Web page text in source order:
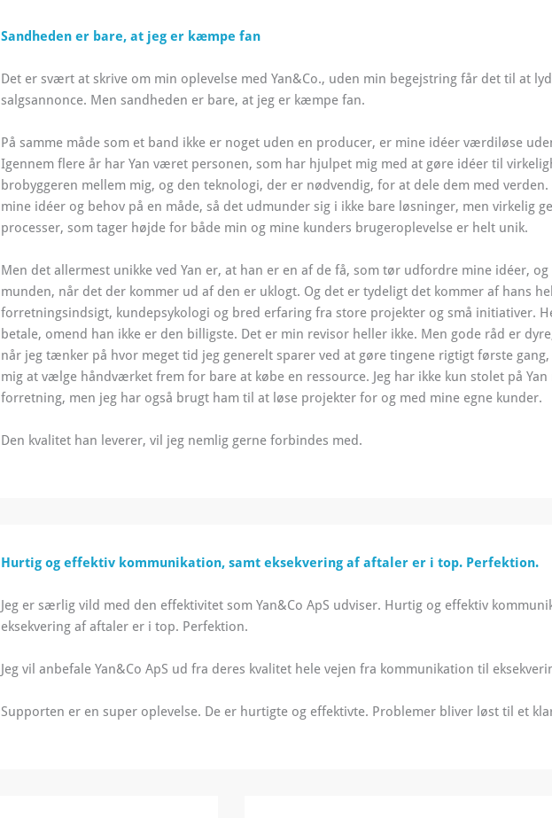
Sandheden er bare, at jeg er kæmpe fan
Det er svært at skrive om min oplevelse med Yan&Co., uden min begejstring får det til at
salgsannonce. Men sandheden er bare, at jeg er kæmpe fan.
På samme måde som et band ikke er noget uden en producer, er mine idéer værdiløse
Igennem flere år har Yan været personen, som har hjulpet mig med at gøre idéer til
brobyggeren mellem mig, og den teknologi, der er nødvendig, for at dele dem med verden.
mine idéer og behov på en måde, så det udmunder sig i ikke bare løsninger, men virkelig
processer, som tager højde for både min og mine kunders brugeroplevelse er helt unik.
Men det allermest unikke ved Yan er, at han er en af de få, som tør udfordre mine idéer,
munden, når det der kommer ud af den er uklogt. Og det er tydeligt det kommer af hans
forretningsindsigt, kundepsykologi og bred erfaring fra store projekter og små initiativer.
betale, omend han ikke er den billigste. Det er min revisor heller ikke. Men gode råd er
når jeg tænker på hvor meget tid jeg generelt sparer ved at gøre tingene rigtigt første
mig at vælge håndværket frem for bare at købe en ressource. Jeg har ikke kun stolet på
forretning, men jeg har også brugt ham til at løse projekter for og med mine egne kunder.
Den kvalitet han leverer, vil jeg nemlig gerne forbindes med.
Hurtig og effektiv kommunikation, samt eksekvering af aftaler er i top. Perfektion.
Jeg er særlig vild med den effektivitet som Yan&Co ApS udviser. Hurtig og effektiv
eksekvering af aftaler er i top. Perfektion.
Jeg vil anbefale Yan&Co ApS ud fra deres kvalitet hele vejen fra kommunikation til
Supporten er en super oplevelse. De er hurtigte og effektivte. Problemer bliver løst til et